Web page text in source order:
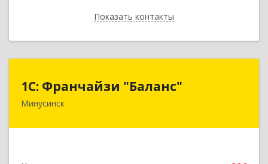
Показать контакты
Назад
1С: Франчайзи "Баланс"
Минусинск
1С: Франчайзи "Баланс"
662610, Красноярский край, Минусинск г,